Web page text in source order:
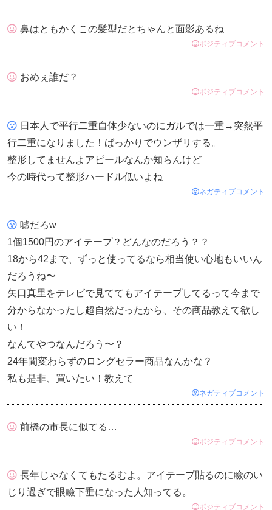
鼻はともかくこの髪型だとちゃんと面影あるね
ポジティブコメント
おめぇ誰だ？
ポジティブコメント
日本人で平行二重自体少ないのにガルでは一重→突然平
行二重になりました！ばっかりでウンザリする。
整形してませんよアピールなんか知らんけど
今の時代って整形ハードル低いよね
ネガティブコメント
嘘だろw
1個1500円のアイテープ？どんなのだろう？？
18から42まで、ずっと使ってるなら相当使い心地もいいん
だろうね〜
矢口真里をテレビで見ててもアイテープしてるって今まで
分からなかったし超自然だったから、その商品教えて欲し
い！
なんてやつなんだろう〜？
24年間変わらずのロングセラー商品なんかな？
私も是非、買いたい！教えて
ネガティブコメント
前橋の市長に似てる…
ポジティブコメント
長年じゃなくてもたるむよ。アイテープ貼るのに瞼のい
じり過ぎで眼瞼下垂になった人知ってる。
ポジティブコメント